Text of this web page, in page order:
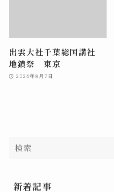
出雲大社千葉総国講社
地鎮祭 東京
2026年8月7日
新着記事